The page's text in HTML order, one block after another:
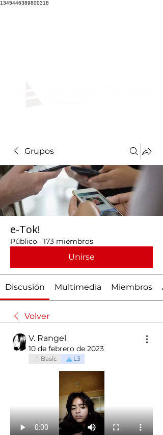
1345446389800318
Grupos
e-Tok!
Público · 173 miembros
Unirse
Discusión Multimedia Miembros
Volver
V. Rangel
10 de febrero de 2023
Basic L3